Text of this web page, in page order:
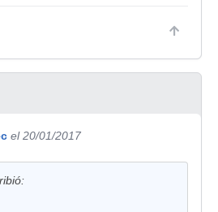
el 20/01/2017